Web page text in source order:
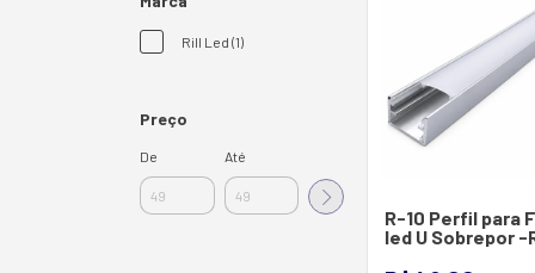
Rill Led (1)
Preço
De Até
R-10 Perfil para
led U Sobrepor -